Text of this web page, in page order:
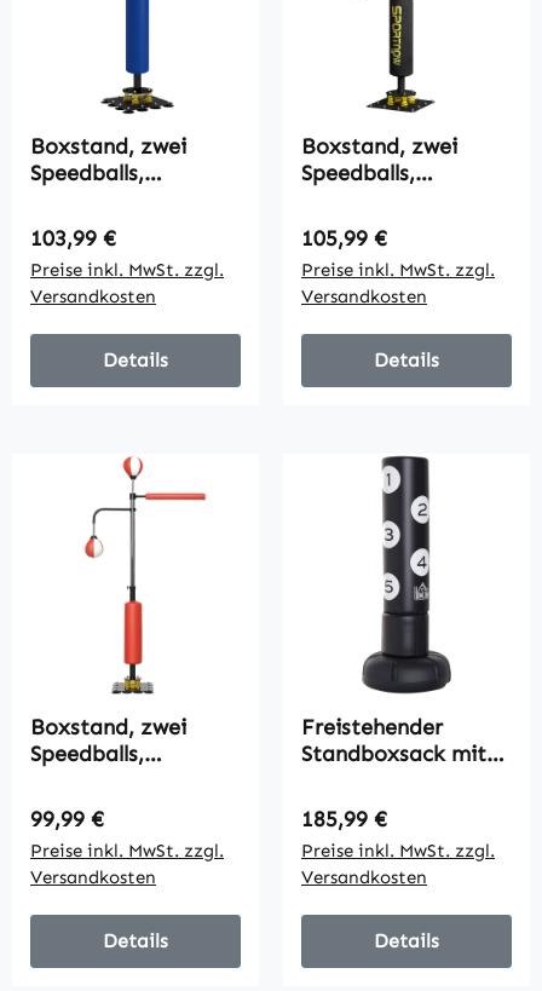
Boxstand, zwei
Speedballs,
Boxstange,
Kickpolster,
höhenverstellbar,
Stahl, 107 x 36 x
140-205 cm, Blau
Regulärer Preis:
103,99 €
Preise inkl. MwSt. zzgl.
Versandkosten
Details
Boxstand, zwei
Speedballs,
Boxstange,
Kickpolster,
höhenverstellbar,
Stahl, 107 x 36 x
140-205 cm,
Schwarz
Regulärer Preis:
105,99 €
Preise inkl. MwSt. zzgl.
Versandkosten
Details
Boxstand, zwei
Speedballs,
Boxstange,
Kickpolster,
höhenverstellbar,
Stahl, 107 x 36 x
140-205cm
Regulärer Preis:
99,99 €
Preise inkl. MwSt. zzgl.
Versandkosten
Details
Freistehender
Standboxsack mit
Kunststoff-Pad, 176
cm, Geeignet für
Profis und Anfänger,
Schwarz
Regulärer Preis:
185,99 €
Preise inkl. MwSt. zzgl.
Versandkosten
Details